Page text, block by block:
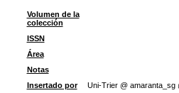
Volumen de la
colección
ISSN
Área
Notas
Insertado por
Uni-Trier @ amaranta_sg